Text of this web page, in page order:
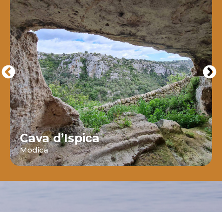
Cava d’Ispica
Modica